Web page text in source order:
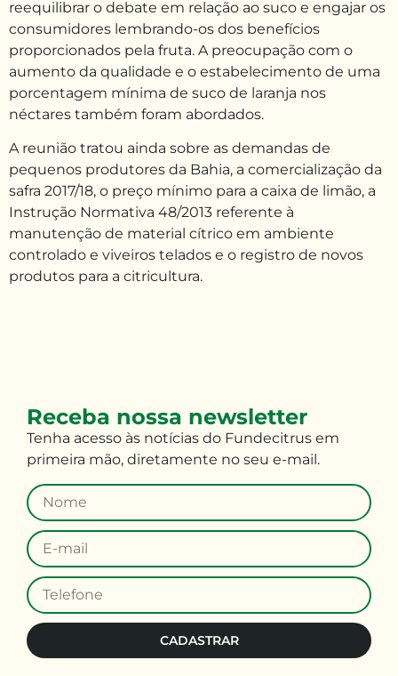
reequilibrar o debate em relação ao suco e engajar os
consumidores lembrando-os dos benefícios
proporcionados pela fruta. A preocupação com o
aumento da qualidade e o estabelecimento de uma
porcentagem mínima de suco de laranja nos
néctares também foram abordados.
A reunião tratou ainda sobre as demandas de
pequenos produtores da Bahia, a comercialização da
safra 2017/18, o preço mínimo para a caixa de limão, a
Instrução Normativa 48/2013 referente à
manutenção de material cítrico em ambiente
controlado e viveiros telados e o registro de novos
produtos para a citricultura.
Receba nossa newsletter
Tenha acesso às notícias do Fundecitrus em
primeira mão, diretamente no seu e-mail .
CADASTRAR